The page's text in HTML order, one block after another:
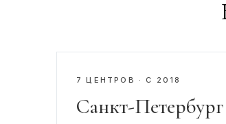
7 ЦЕНТРОВ · С 2018
Санкт-Петербург